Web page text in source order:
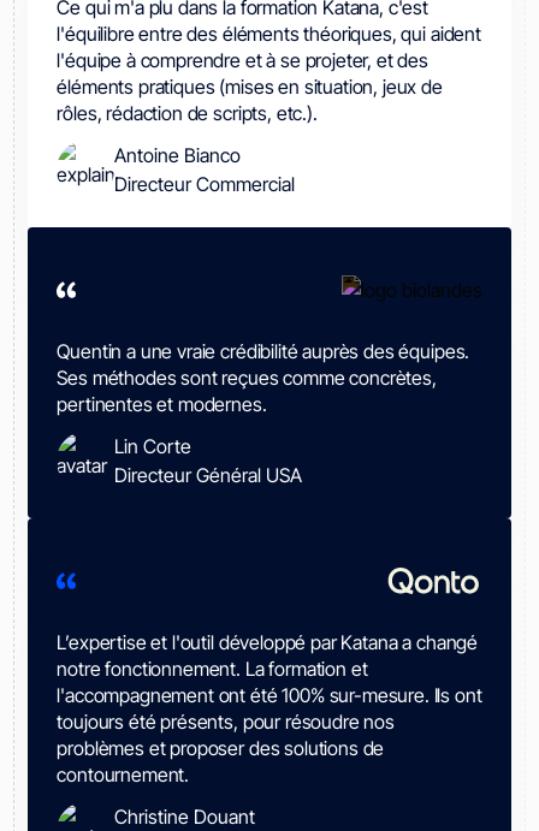
Ce qui m'a plu dans la formation Katana, c'est
l'équilibre entre des éléments théoriques, qui aident
l'équipe à comprendre et à se projeter, et des
éléments pratiques (mises en situation, jeux de
rôles, rédaction de scripts, etc.).
Antoine Bianco
Directeur Commercial
Quentin a une vraie crédibilité auprès des équipes.
Ses méthodes sont reçues comme concrètes,
pertinentes et modernes.
Lin Corte
Directeur Général USA
L’expertise et l'outil développé par Katana a changé
notre fonctionnement. La formation et
l'accompagnement ont été 100% sur-mesure. Ils ont
toujours été présents, pour résoudre nos
problèmes et proposer des solutions de
contournement.
Christine Douant